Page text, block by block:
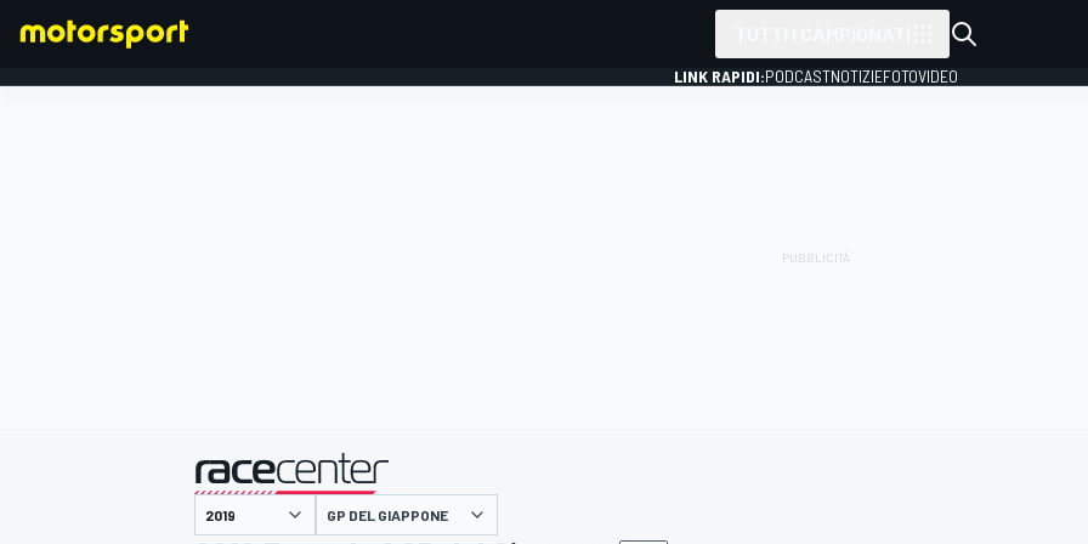
LINK RAPIDI:PODCASTNOTIZIEFOTOVIDEO
presentato da
GP DEL GIAPPONE